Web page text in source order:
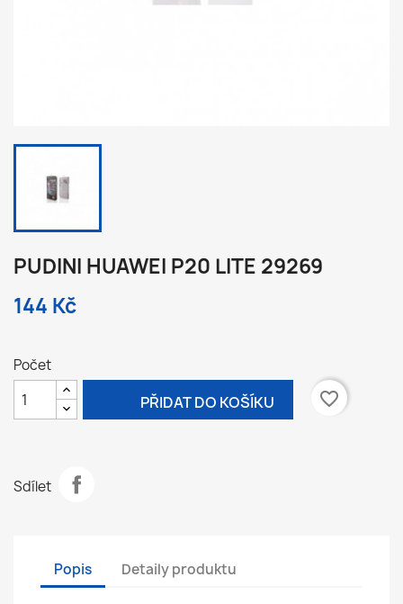
PUDINI HUAWEI P20 LITE 29269
144 Kč
Počet
PŘIDAT DO KOŠÍKU favorite_border
Sdílet
Popis Detaily produktu